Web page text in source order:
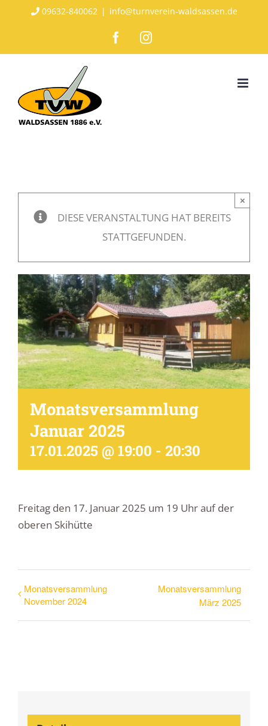
09632-840062 | info@turnverein-waldsassen.de
FacebookInstagram
DIESE VERANSTALTUNG HAT BEREITS
STATTGEFUNDEN.
×
Monatsversammlung
Januar 2025
17.01.2025 @ 19:00 - 20:30
Freitag den 17. Januar 2025 um 19 Uhr auf der
oberen Skihütte
Monatsversammlung
November 2024
Monatsversammlung
März 2025